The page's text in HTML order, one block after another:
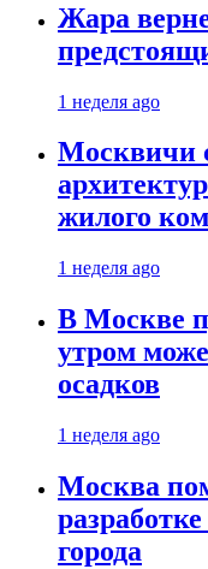
Жара
1 неделя ago
Москвичи
жилого
1 неделя ago
В Москве
утром
осадков
1 неделя ago
Москва
города